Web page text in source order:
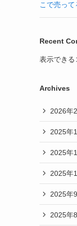
こで売って
Recent
表示できる
Archives
2026年
2025年
2025年
2025年
2025年
2025年